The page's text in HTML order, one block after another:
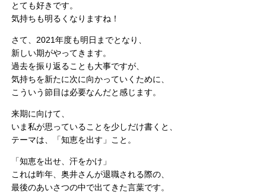
とても好きです。
気持ちも明るくなりますね！
さて、2021年度も明日までとなり、
新しい期がやってきます。
過去を振り返ることも大事ですが、
気持ちを新たに次に向かっていくために、
こういう節目は必要なんだと感じます。
来期に向けて、
いま私が思っていることを少しだけ書くと、
テーマは、「知恵を出す」こと。
「知恵を出せ、汗をかけ」
これは昨年、奥井さんが退職される際の、
最後のあいさつの中で出てきた言葉です。